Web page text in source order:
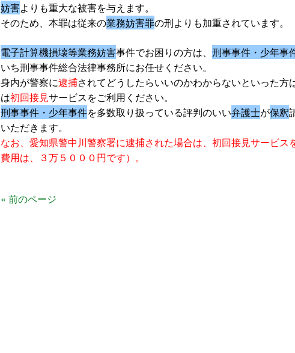
妨害よりも重大な被害を与えます。
そのため、本罪は従来の業務妨害罪の刑よりも加重されています。
電子計算機損壊等業務妨害事件でお困りの方は、 刑事事件・少年事
いち刑事事件総合法律事務所にお任せください。
身内が警察に逮捕されてどうしたらいいのかわからないといった方
は初回接見サービスをご利用ください。
刑事事件・少年事件を多数取り扱っている評判のいい弁護士が保釈
いただきます。
なお、愛知県警中川警察署に逮捕された場合は、初回接見サービス
費用は、３万５０００円です）。
« 前のページ